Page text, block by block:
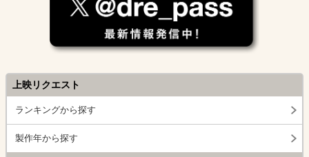
上映リクエスト
ランキングから探す
製作年から探す